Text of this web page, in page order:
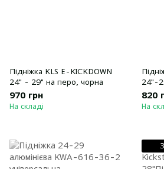
Підніжка KLS E-KICKDOWN
24" - 29" на перо, чорна
970 грн
На складі
24"-
820
На
3